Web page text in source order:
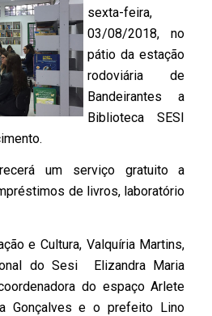
sexta-feira,
03/08/2018, no
pátio da estação
rodoviária de
Bandeirantes a
Biblioteca SESI
um serviço gratuito a
de livros, laboratório
e Cultura, Valquíria Martins,
do Sesi Elizandra Maria
do espaço Arlete
Gonçalves e o prefeito Lino